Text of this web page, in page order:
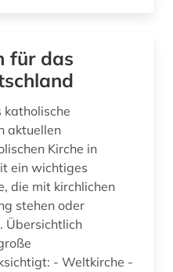
für das
katholische
aktuellen
Kirche in
ein wichtiges
die mit kirchlichen
stehen oder
Übersichtlich
- Weltkirche -